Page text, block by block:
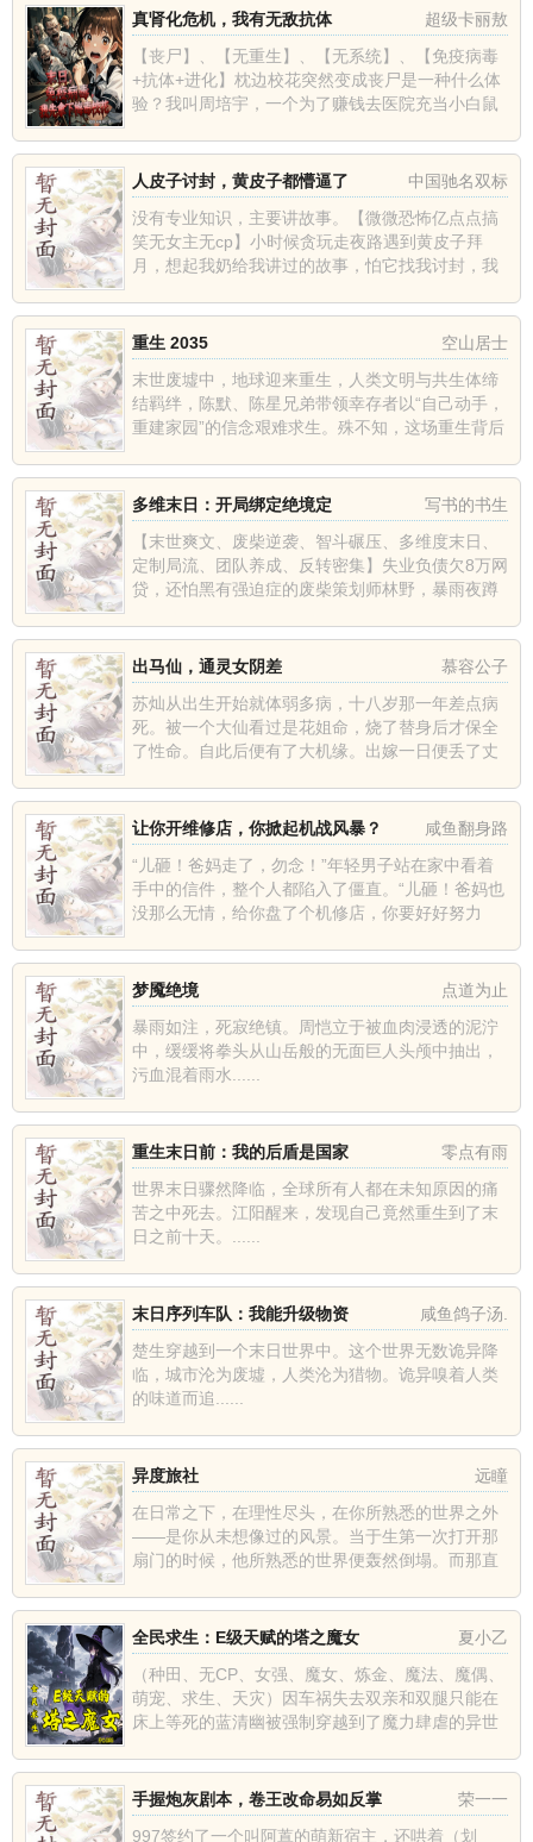
超级卡丽敖
真肾化危机，我有无敌抗体
【丧尸】、【无重生】、【无系统】、【免疫病毒
+抗体+进化】枕边校花突然变成丧尸是一种什么体
验？我叫周培宇，一个为了赚钱去医院充当小白鼠
没想到一夜之间丧尸病...
中国驰名双标
人皮子讨封，黄皮子都懵逼了
没有专业知识，主要讲故事。【微微恐怖亿点点搞
笑无女主无cp】小时候贪玩走夜路遇到黄皮子拜
月，想起我奶给我讲过的故事，怕它找我讨封，我
人还是像神呐？”黄皮子...
空山居士
重生 2035
末世废墟中，地球迎来重生，人类文明与共生体缔
结羁绊，陈默、陈星兄弟带领幸存者以“自己动手，
重建家园”的信念艰难求生。殊不知，这场重生背后
暗势力步步紧逼，熵...
写书的书生
多维末日：开局绑定绝境定
【末世爽文、废柴逆袭、智斗碾压、多维度末日、
定制局流、团队养成、反转密集】失业负债欠8万网
贷，还怕黑有强迫症的废柴策划师林野，暴雨夜蹲
——拒绝绑定24小时后主...
慕容公子
出马仙，通灵女阴差
苏灿从出生开始就体弱多病，十八岁那一年差点病
死。被一个大仙看过是花姐命，烧了替身后才保全
了性命。自此后便有了大机缘。出嫁一日便丢了丈
门来，磨关，财关，情关，...
咸鱼翻身路
让你开维修店，你掀起机战风暴？
“儿砸！爸妈走了，勿念！”年轻男子站在家中看着
手中的信件，整个人都陷入了僵直。“儿砸！爸妈也
没那么无情，给你盘了个机修店，你要好好努力
此时，系...
点道为止
梦魇绝境
暴雨如注，死寂绝镇。周恺立于被血肉浸透的泥泞
中，缓缓将拳头从山岳般的无面巨人头颅中抽出，
污血混着雨水......
零点有雨
重生末日前：我的后盾是国家
世界末日骤然降临，全球所有人都在未知原因的痛
苦之中死去。江阳醒来，发现自己竟然重生到了末
日之前十天。......
咸鱼鸽子汤.
末日序列车队：我能升级物资
楚生穿越到一个末日世界中。这个世界无数诡异降
临，城市沦为废墟，人类沦为猎物。诡异嗅着人类
的味道而追......
远瞳
异度旅社
在日常之下，在理性尽头，在你所熟悉的世界之外
——是你从未想像过的风景。当于生第一次打开那
扇门的时候，他所熟悉的世界便轰然倒塌。而那直
异度旅社无弹窗,异度旅社...
夏小乙
全民求生：E级天赋的塔之魔女
（种田、无CP、女强、魔女、炼金、魔法、魔偶、
萌宠、求生、天灾）因车祸失去双亲和双腿只能在
床上等死的蓝清幽被强制穿越到了魔力肆虐的异世
获得了E级天赋和一间树...
荣一一
手握炮灰剧本，卷王改命易如反掌
997签约了一个叫阿蒖的萌新宿主，还哄着（划